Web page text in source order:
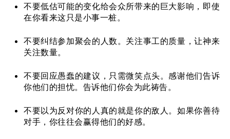
不要低估可能的变化给会众所带来的巨大影响，即使
在你看来这只是小事一桩。
不要纠结参加聚会的人数。关注事工的质量，让神来
关注数量。
不要回应愚蠢的建议，只需微笑点头。感谢他们告诉
你他们的担忧。告诉他们你会为此祷告。
不要以为反对你的人真的就是你的敌人。如果你善待
对手，你往往会赢得他们的好感。